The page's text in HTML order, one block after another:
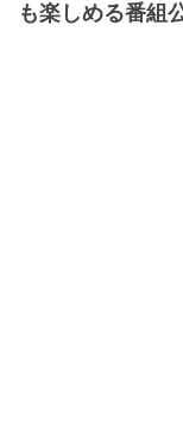
も楽しめる番組